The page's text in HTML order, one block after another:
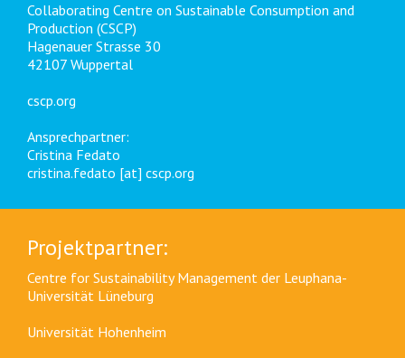
Collaborating Centre on Sustainable Consumption and
Production (CSCP)
Hagenauer Strasse 30
42107 Wuppertal
cscp.org
Ansprechpartner:
Cristina Fedato
cristina.fedato [at] cscp.org
Projektpartner:
Centre for Sustainability Management der Leuphana-
Universität Lüneburg
Universität Hohenheim